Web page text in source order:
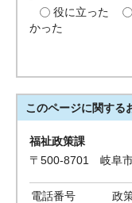
役に立った
かった
このページに関する
福祉政策課
〒500-8701 岐阜
電話番号
政